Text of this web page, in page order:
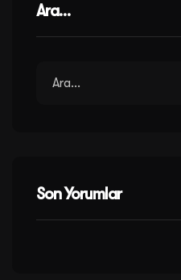
Ara…
Son Yorumlar